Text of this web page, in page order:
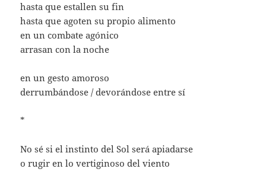
hasta que estallen su fin
hasta que agoten su propio alimento
en un combate agónico
arrasan con la noche
en un gesto amoroso
derrumbándose / devorándose entre sí
*
No sé si el instinto del Sol será apiadarse
o rugir en lo vertiginoso del viento